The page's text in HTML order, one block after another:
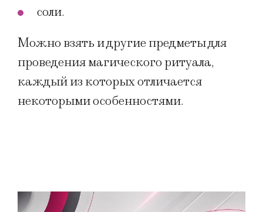
соли.
Можно взять и другие предметы для
проведения магического ритуала,
каждый из которых отличается
некоторыми особенностями.